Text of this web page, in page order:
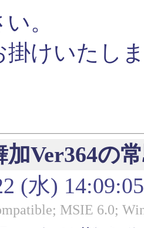
。
掛けいたし
加Ver364の
(水) 14:09:05
MSIE 6.0;